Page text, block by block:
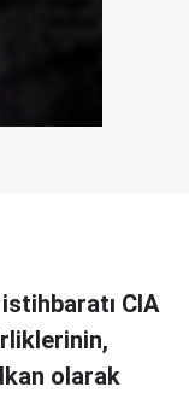
CIA
olarak